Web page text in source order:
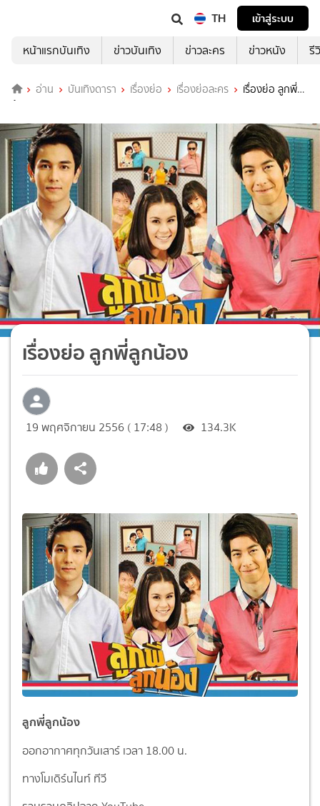
TH
เข้าสู่ระบบ
หน้าแรกบันเทิง
ข่าวบันเทิง ข่าวละคร ข่าวหนัง รี
อ่าน บันเทิงดารา เรื่องย่อ เรื่องย่อละคร
เรื่องย่อ ลูกพี่ลูก
น้อง
เรื่องย่อ ลูกพี่ลูกน้อง
19 พฤศจิกายน 2556 ( 17:48 ) 134.3K
ลูกพี่ลูกน้อง
ออกอากาศทุกวันเสาร์ เวลา 18.00 น.
ทางโมเดิร์นไนท์ ทีวี